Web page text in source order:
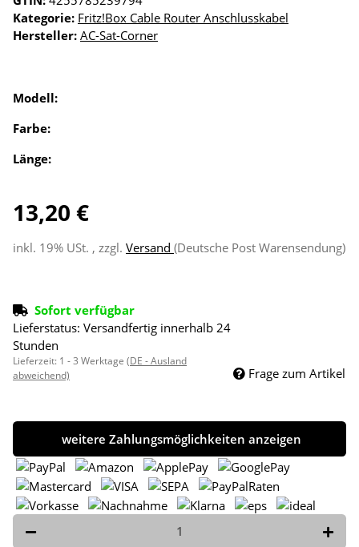
Kategorie: Fritz!Box Cable Router Anschlusskabel
Hersteller: AC-Sat-Corner
Modell:
Farbe:
Länge:
13,20 €
inkl. 19% USt. , zzgl. Versand (Deutsche Post Warensendung)
Sofort verfügbar
Lieferstatus: Versandfertig innerhalb 24
Stunden
Lieferzeit: 1 - 3 Werktage (DE - Ausland
abweichend)
Frage zum Artikel
weitere Zahlungsmöglichkeiten anzeigen